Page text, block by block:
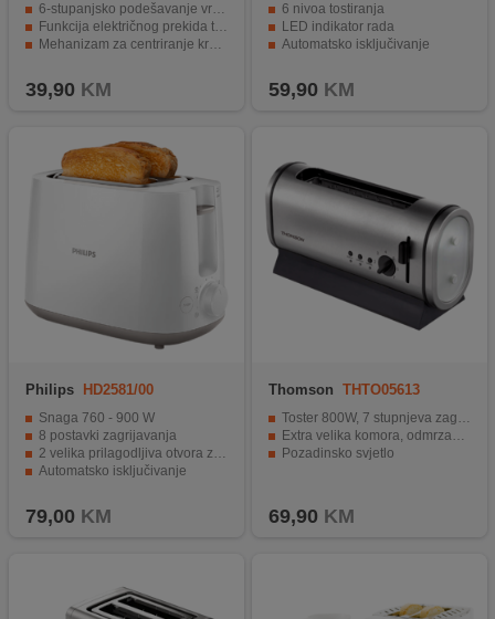
6-stupanjsko podešavanje vremena
Funkcija električnog prekida tostiranja
Mehanizam za centriranje kruha
39,90 KM
6 nivoa tostiranja
LED indikator rada
Automatsko isključivanje
59,90 KM
Philips HD2581/00
Snaga 760 - 900 W
8 postavki zagrijavanja
2 velika prilagodljiva otvora za kruh različite veličine
Automatsko isključivanje
79,00 KM
Thomson THTO05613
Toster 800W, 7 stupnjeva zagrijavanja, Inox
Extra velika komora, odmrzavanje i zagrijavanje
Pozadinsko svjetlo
69,90 KM